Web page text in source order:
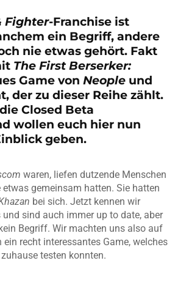
Fighter-Franchise ist
ein Begriff, andere
nie etwas gehört. Fakt
The First Berserker:
Game von Neople und
der zu dieser Reihe zählt.
Closed Beta
wollen euch hier nun
geben.
waren, liefen dutzende Menschen
etwas gemeinsam hatten. Sie hatten
bei sich. Jetzt kennen wir
sind auch immer up to date, aber
Begriff. Wir machten uns also auf
recht interessantes Game, welches
testen konnten.